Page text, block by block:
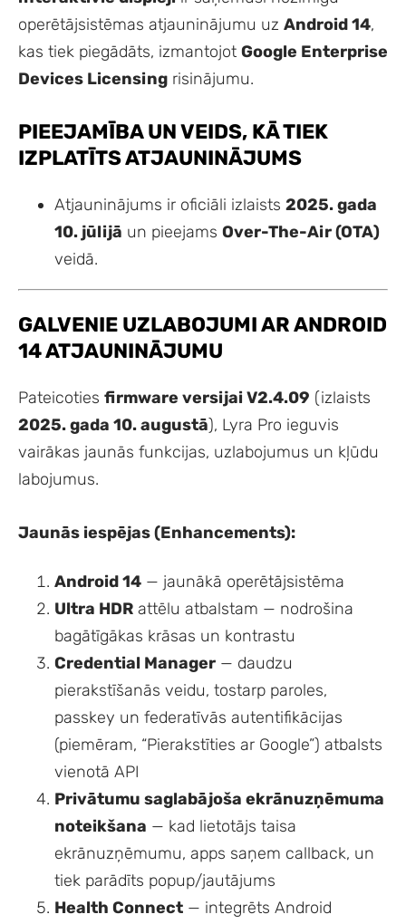
operētājsistēmas atjauninājumu uz Android 14,
kas tiek piegādāts, izmantojot Google Enterprise
Devices Licensing risinājumu.
PIEEJAMĪBA UN VEIDS, KĀ TIEK
IZPLATĪTS ATJAUNINĀJUMS
Atjauninājums ir oficiāli izlaists 2025. gada
10. jūlijā un pieejams Over-The-Air (OTA)
veidā.
GALVENIE UZLABOJUMI AR ANDROID
14 ATJAUNINĀJUMU
Pateicoties firmware versijai V2.4.09 (izlaists
2025. gada 10. augustā), Lyra Pro ieguvis
vairākas jaunās funkcijas, uzlabojumus un kļūdu
labojumus.
Jaunās iespējas (Enhancements):
Android 14 — jaunākā operētājsistēma
Ultra HDR attēlu atbalstam — nodrošina
bagātīgākas krāsas un kontrastu
Credential Manager — daudzu
pierakstīšanās veidu, tostarp paroles,
passkey un federatīvās autentifikācijas
(piemēram, “Pierakstīties ar Google”) atbalsts
vienotā API
Privātumu saglabājoša ekrānuzņēmuma
noteikšana — kad lietotājs taisa
ekrānuzņēmumu, apps saņem callback, un
tiek parādīts popup/jautājums
Health Connect — integrēts Android